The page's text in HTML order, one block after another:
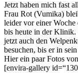
Jetzt haben mich fast
Frau Rot (Vumika)
leider vor einer
bis heute in der
jetzt auch den
besuchen, bis er in
Hier ein paar Fotos
[envira-gallery